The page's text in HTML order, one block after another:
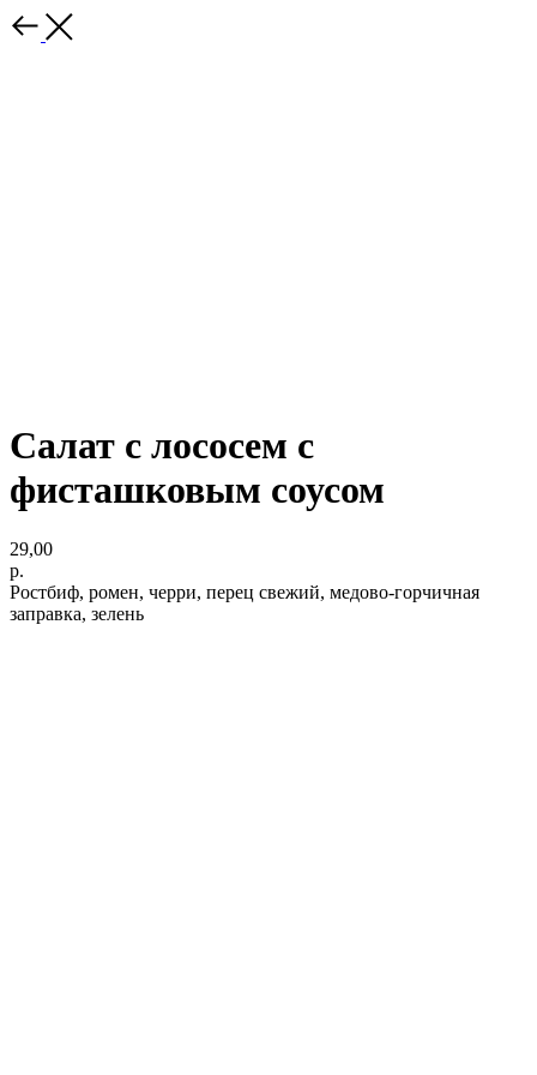
Салат с лососем с
фисташковым соусом
29,00
р.
Ростбиф, ромен, черри, перец свежий, медово-горчичная
заправка, зелень